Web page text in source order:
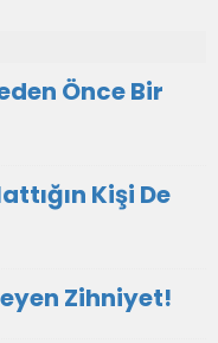
Önce Bir
Kişi De
Zihniyet!